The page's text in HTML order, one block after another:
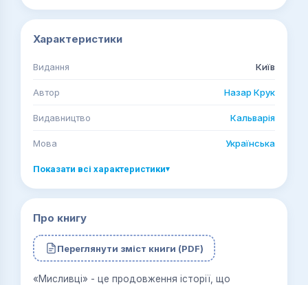
Характеристики
Видання Київ
Автор Назар Крук
Видавництво Кальварія
Мова Українська
Показати всі характеристики▾
Про книгу
Переглянути зміст книги (PDF)
«Мисливці» - це продовження історії, що